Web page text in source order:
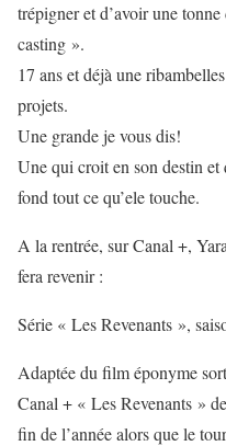
trépigner et d’avoir une
casting ».
17 ans et déjà une
projets.
Une grande je vous dis!
Une qui croit en son destin et
fond tout ce qu’ele touche.
A la rentrée, sur Canal +,
fera revenir :
Série « Les Revenants »,
Adaptée du film éponyme
Canal + « Les Revenants »
fin de l’année alors que le